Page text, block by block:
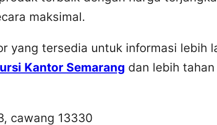
maksimal.
yang tersedia untuk informasi lebih
Kantor Semarang dan lebih tahan
cawang 13330